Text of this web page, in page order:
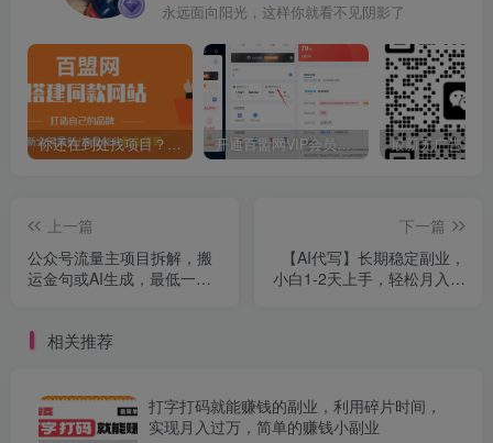
永远面向阳光，这样你就看不见阴影了
你还在到处找项目？还在当韭菜？我靠卖项目一个月收入5万+，曾经我也是个失败者。 开通百盟网VIP会员，尊享全站资源免费下载，享70%的推广提成！！【限时五折优惠】
上一篇
公众号流量主项目拆解，搬
运金句或AI生成，最低一天
下一篇
【AI代写】长期稳定副业，
小白1-2天上手，轻松月入几
相关推荐
打字打码就能赚钱的副业，利用碎片时间，
实现月入过万，简单的赚钱小副业